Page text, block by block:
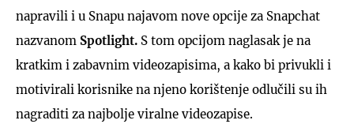
napravili i u Snapu najavom nove opcije za Snapchat
nazvanom Spotlight. S tom opcijom naglasak je na
kratkim i zabavnim videozapisima, a kako bi privukli i
motivirali korisnike na njeno korištenje odlučili su ih
nagraditi za najbolje viralne videozapise.